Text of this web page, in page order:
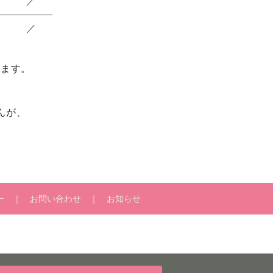
／
す。
、
お問い合わせ お知らせ